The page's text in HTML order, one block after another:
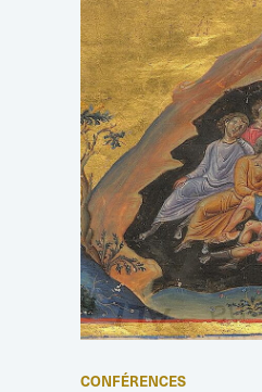
CONFÉRENCES